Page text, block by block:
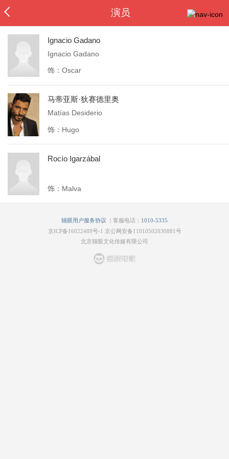
演员
Ignacio Gadano
Ignacio Gadano
饰：Oscar
马蒂亚斯·狄赛德里奥
Matías Desiderio
饰：Hugo
Rocío Igarzábal
饰：Malva
猫眼用户服务协议 | 客服电话： 1010-5335
京ICP备16022489号-1 京公网安备11010502030881号
北京猫眼文化传媒有限公司